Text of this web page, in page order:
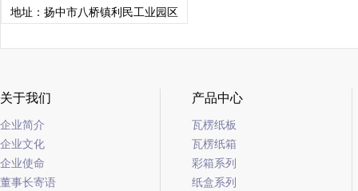
地址：扬中市八桥镇利民工业园区
关于我们
企业简介
企业文化
企业使命
董事长寄语
产品中心
瓦楞纸板
瓦楞纸箱
彩箱系列
纸盒系列